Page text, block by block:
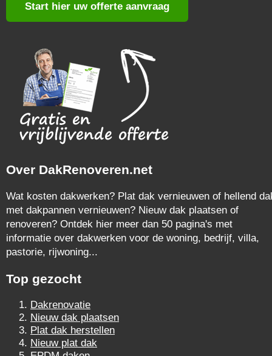
Start hier uw offerte aanvraag
Over DakRenoveren.net
Wat kosten dakwerken? Plat dak vernieuwen of hellend
met dakpannen vernieuwen? Nieuw dak plaatsen of
renoveren? Ontdek hier meer dan 50 pagina's met
informatie over dakwerken voor de woning, bedrijf, villa,
pastorie, rijwoning...
Top gezocht
Dakrenovatie
Nieuw dak plaatsen
Plat dak herstellen
Nieuw plat dak